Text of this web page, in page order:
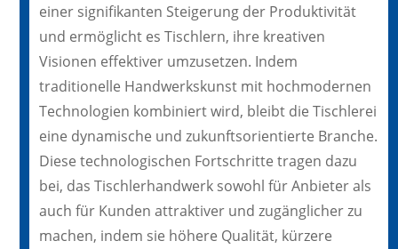
einer signifikanten Steigerung der Produktivität
und ermöglicht es Tischlern, ihre kreativen
Visionen effektiver umzusetzen. Indem
traditionelle Handwerkskunst mit hochmodernen
Technologien kombiniert wird, bleibt die Tischlerei
eine dynamische und zukunftsorientierte Branche.
Diese technologischen Fortschritte tragen dazu
bei, das Tischlerhandwerk sowohl für Anbieter als
auch für Kunden attraktiver und zugänglicher zu
machen, indem sie höhere Qualität, kürzere